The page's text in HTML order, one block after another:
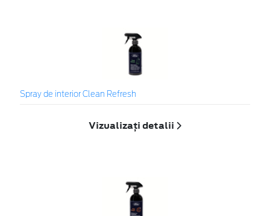
Spray de interior Clean Refresh
Vizualizați detalii